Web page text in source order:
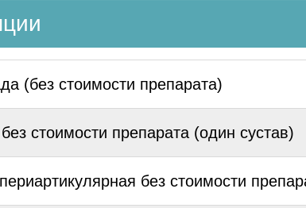
(без стоимости препарата)
стоимости препарата (один сустав)
без стоимости